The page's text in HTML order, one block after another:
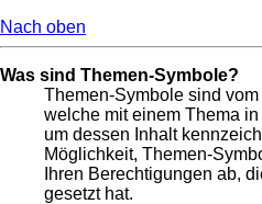
Nach oben
Was sind Themen-Symbole?
Themen-Symbole sind
welche mit einem Thema
um dessen Inhalt
Möglichkeit, Themen-
Ihren Berechtigungen ab,
gesetzt hat.